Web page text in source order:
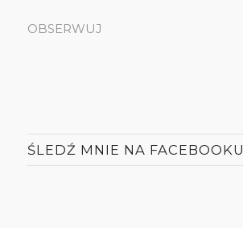
OBSERWUJ
ŚLEDŹ MNIE NA FACEBOOKU